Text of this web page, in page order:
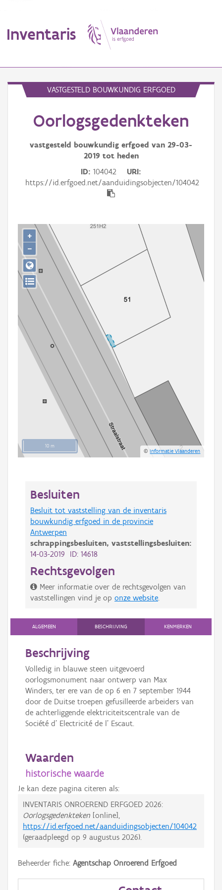
Inventaris
Erfgoedobject
Aanduidingsobject
Thema
Persoon of collectief
Downloads
Hergebruik
Aanmelden
VASTGESTELD BOUWKUNDIG ERFGOED
Oorlogsgedenkteken
vastgesteld bouwkundig erfgoed van 29-03-
2019 tot heden
ID 104042
URI
https://id.erfgoed.net/aanduidingsobjecten/104042
10 m
©Informatie Vlaanderen
+
−
Besluiten
Besluit tot vaststelling van de inventaris
bouwkundig erfgoed in de provincie
Antwerpen
schrappingsbesluiten, vaststellingsbesluiten:
14-03-2019 ID: 14618
Rechtsgevolgen
Meer informatie over de rechtsgevolgen van
vaststellingen vind je op onze website
ALGEMEEN BESCHRIJVING KENMERKEN
Beschrijving
Volledig in blauwe steen uitgevoerd
oorlogsmonument naar ontwerp van Max
Winders, ter ere van de op 6 en 7 september 1944
door de Duitse troepen gefusilleerde arbeiders van
de achterliggende elektriciteitscentrale van de
Société d’ Electricité de l’ Escaut.
Waarden
historische waarde
Je kan deze pagina citeren als:
INVENTARIS ONROEREND ERFGOED 2026:
Oorlogsgedenkteken [online],
https://id.erfgoed.net/aanduidingsobjecten/104042
(geraadpleegd op 9 augustus 2026).
Beheerder fiche: Agentschap Onroerend Erfgoed